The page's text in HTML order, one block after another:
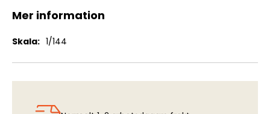
Mer information
Mer
1/144